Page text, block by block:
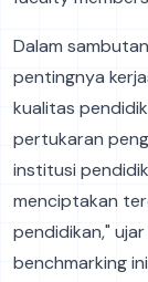
Dalam
pentingnya
kualitas
pertukaran
institusi
menciptakan
pendidikan,"
benchmarking